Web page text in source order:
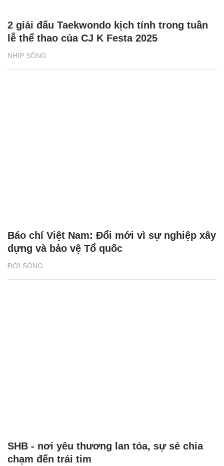
NHỊP SỐNG
2 giải đấu Taekwondo kịch tính trong tuần
lễ thể thao của CJ K Festa 2025
ĐỜI SỐNG
Báo chí Việt Nam: Đổi mới vì sự nghiệp xây
dựng và bảo vệ Tổ quốc
SHB - nơi yêu thương lan tỏa, sự sẻ chia
chạm đến trái tim